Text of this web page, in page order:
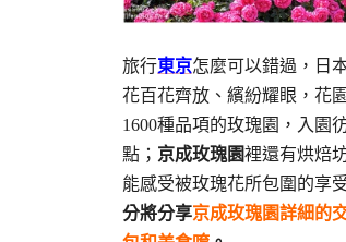
旅行東京怎麼可以錯過，日
花百花齊放、繽紛耀眼，花
1600種品項的玫瑰園，入園
點； 京成玫瑰園裡還有烘焙
能感受被玫瑰花所包圍的享
分將分享京成玫瑰園詳細的